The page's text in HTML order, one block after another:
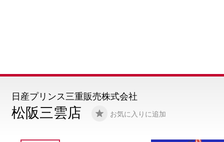
松阪三雲店 お気に入りに追加
日産プリンス三重販売株式会社